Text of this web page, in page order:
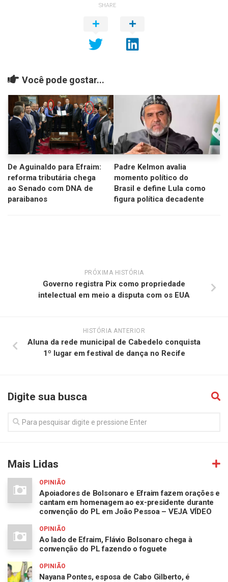
SHARE
Você pode gostar...
De Aguinaldo para Efraim:
reforma tributária chega
ao Senado com DNA de
paraibanos
Padre Kelmon avalia
momento político do
Brasil e define Lula como
figura política decadente
PRÓXIMA HISTÓRIA
Governo registra Pix como propriedade
intelectual em meio a disputa com os EUA
HISTÓRIA ANTERIOR
Aluna da rede municipal de Cabedelo conquista
1º lugar em festival de dança no Recife
Digite sua busca
Mais Lidas
OPINIÃO
Apoiadores de Bolsonaro e Efraim fazem orações e
cantam em homenagem ao ex-presidente durante
convenção do PL em João Pessoa – VEJA VÍDEO
OPINIÃO
Ao lado de Efraim, Flávio Bolsonaro chega à
convenção do PL fazendo o foguete
OPINIÃO
Nayana Pontes, esposa de Cabo Gilberto, é